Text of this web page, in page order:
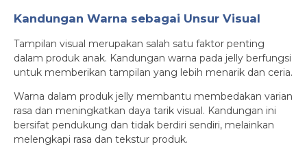
Kandungan Warna sebagai Unsur Visual
Tampilan visual merupakan salah satu faktor penting
dalam produk anak. Kandungan warna pada jelly berfungsi
untuk memberikan tampilan yang lebih menarik dan ceria.
Warna dalam produk jelly membantu membedakan varian
rasa dan meningkatkan daya tarik visual. Kandungan ini
bersifat pendukung dan tidak berdiri sendiri, melainkan
melengkapi rasa dan tekstur produk.